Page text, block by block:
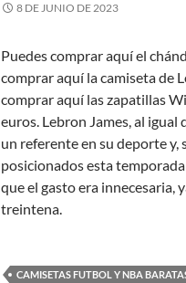
8 DE JUNIO DE 2023
Puedes comprar aquí el
comprar aquí la camiseta de
comprar aquí las zapatillas
euros. Lebron James, al
un referente en su deporte y,
posicionados esta
que el gasto era innecesaria,
treintena.
CAMISETAS FUTBOL Y NBA